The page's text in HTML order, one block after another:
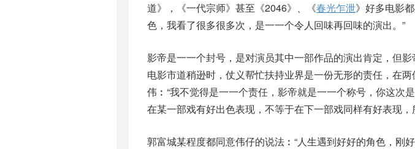
道》，《一代宗师》甚至《2046》、《春光乍泄》好多电影
色，我看了很多很多次，是一一个令人回味再回味的演出。”
影帝是一一个封号，是对演员其中一部作品的演出肯定，但
电影市道稍逊时，仗义帮忙扶持业界是一份无形的责任，在
伟︰“我不觉得是一一个责任，影帝就是一一个称号，你这次
在某一部戏有好出色表现，不等于在下一部戏同样有好表现
郭富城某程度都同意伟仔的说法︰“人生遇到好好的角色，刚